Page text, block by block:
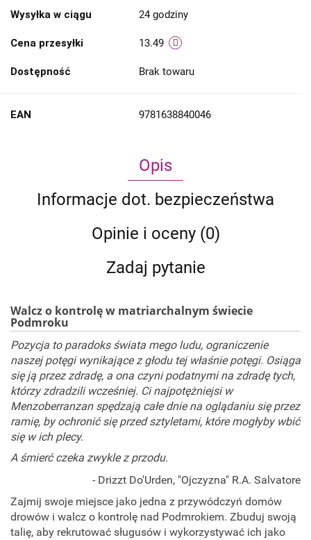
Wysyłka w ciągu 24 godziny
Cena przesyłki 13.49
Dostępność Brak towaru
EAN 9781638840046
Opis
Informacje dot. bezpieczeństwa
Opinie i oceny (0)
Zadaj pytanie
Walcz o kontrolę w matriarchalnym świecie
Podmroku
Pozycja to paradoks świata mego ludu, ograniczenie
naszej potęgi wynikające z głodu tej właśnie potęgi. Osiąga
się ją przez zdradę, a ona czyni podatnymi na zdradę tych,
którzy zdradzili wcześniej. Ci najpotężniejsi w
Menzoberranzan spędzają całe dnie na oglądaniu się przez
ramię, by ochronić się przed sztyletami, które mogłyby wbić
się w ich plecy.
A śmierć czeka zwykle z przodu.
- Drizzt Do'Urden, "Ojczyzna" R.A. Salvatore
Zajmij swoje miejsce jako jedna z przywódczyń domów
drowów i walcz o kontrolę nad Podmrokiem. Zbuduj swoją
talię, aby rekrutować sługusów i wykorzystywać ich jako